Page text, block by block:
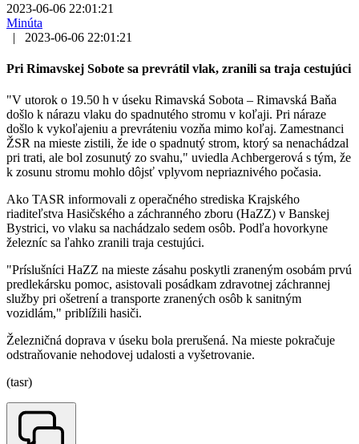
2023-06-06 22:01:21
Minúta
|
2023-06-06 22:01:21
Pri Rimavskej Sobote sa prevrátil vlak, zranili sa traja cestujúci
"V utorok o 19.50 h v úseku Rimavská Sobota – Rimavská Baňa
došlo k nárazu vlaku do spadnutého stromu v koľaji. Pri náraze
došlo k vykoľajeniu a prevráteniu vozňa mimo koľaj. Zamestnanci
ŽSR na mieste zistili, že ide o spadnutý strom, ktorý sa nenachádzal
pri trati, ale bol zosunutý zo svahu," uviedla Achbergerová s tým, že
k zosunu stromu mohlo dôjsť vplyvom nepriaznivého počasia.
Ako TASR informovali z operačného strediska Krajského
riaditeľstva Hasičského a záchranného zboru (HaZZ) v Banskej
Bystrici, vo vlaku sa nachádzalo sedem osôb. Podľa hovorkyne
železníc sa ľahko zranili traja cestujúci.
"Príslušníci HaZZ na mieste zásahu poskytli zraneným osobám prvú
predlekársku pomoc, asistovali posádkam zdravotnej záchrannej
služby pri ošetrení a transporte zranených osôb k sanitným
vozidlám," priblížili hasiči.
Železničná doprava v úseku bola prerušená. Na mieste pokračuje
odstraňovanie nehodovej udalosti a vyšetrovanie.
(tasr)